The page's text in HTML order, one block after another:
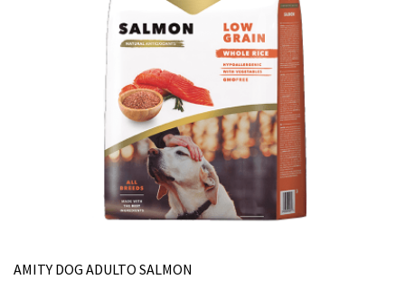
AMITY DOG ADULTO SALMON